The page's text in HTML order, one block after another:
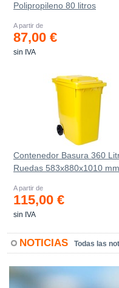
Polipropileno 80 litros
A partir de
87,00 €
sin IVA
Contenedor Basura 360
Ruedas 583x880x1010 mm
A partir de
115,00 €
sin IVA
NOTICIAS Todas las